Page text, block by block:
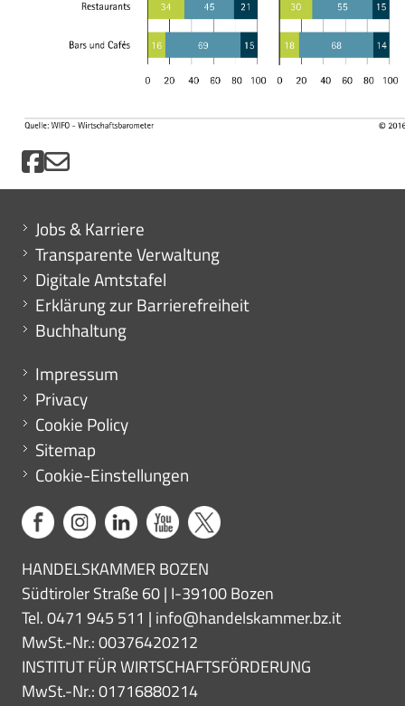
Mini menu di servizio
Jobs & Karriere
Transparente Verwaltung
Digitale Amtstafel
Erklärung zur Barrierefreiheit
Buchhaltung
Menu footer
Impressum
Privacy
Cookie Policy
Sitemap
Cookie-Einstellungen
HANDELSKAMMER BOZEN
Südtiroler Straße 60 | I-39100 Bozen
Tel. 0471 945 511 | info@handelskammer.bz.it
MwSt.-Nr.: 00376420212
INSTITUT FÜR WIRTSCHAFTSFÖRDERUNG
MwSt.-Nr.: 01716880214